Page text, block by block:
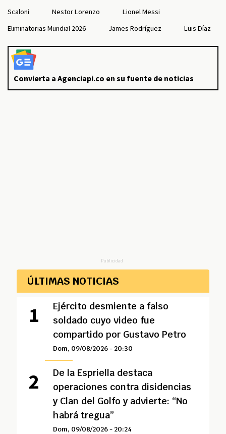
Scaloni
Nestor Lorenzo
Lionel Messi
Eliminatorias Mundial 2026
James Rodríguez Luis Díaz
Convierta a Agenciapi.co en su fuente de noticias
Publicidad
ÚLTIMAS NOTICIAS
Ejército desmiente a falso
soldado cuyo video fue
compartido por Gustavo Petro
Dom, 09/08/2026 - 20:30
De la Espriella destaca
operaciones contra disidencias
y Clan del Golfo y advierte: “No
habrá tregua”
Dom, 09/08/2026 - 20:24